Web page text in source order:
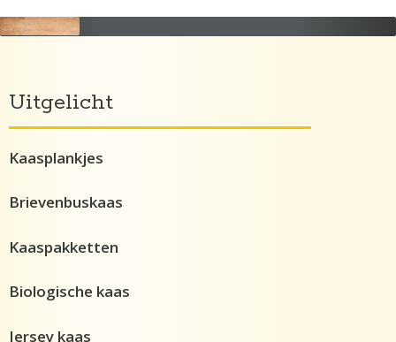
Uitgelicht
Kaasplankjes
Brievenbuskaas
Kaaspakketten
Biologische kaas
Jersey kaas